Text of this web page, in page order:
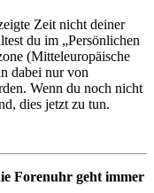
Zeit nicht deiner
du im „Persönlichen
(Mitteleuropäische
dabei nur von
Wenn du noch nicht
dies jetzt zu tun.
Forenuhr geht immer